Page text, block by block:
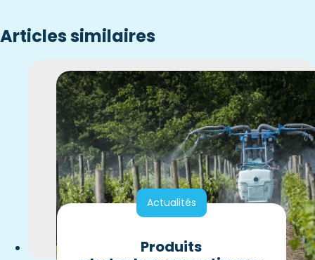
Articles similaires
Actualités
Produits